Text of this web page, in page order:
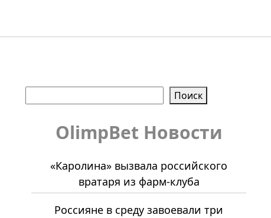
Поиск
OlimpBet Новости
«Каролина» вызвала российского
вратаря из фарм-клуба
Россияне в среду завоевали три